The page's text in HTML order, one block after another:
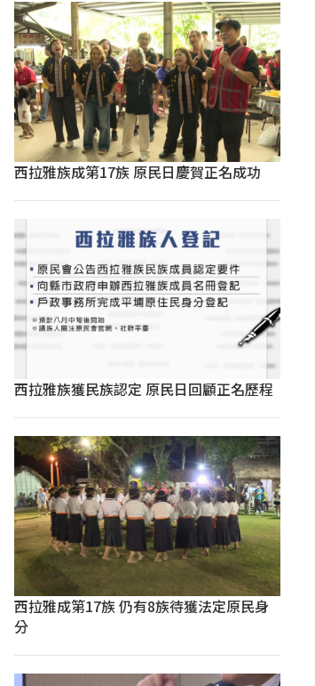
西拉雅族成第17族 原民日慶賀正名成功
西拉雅族獲民族認定 原民日回顧正名歷程
西拉雅成第17族 仍有8族待獲法定原民身
分